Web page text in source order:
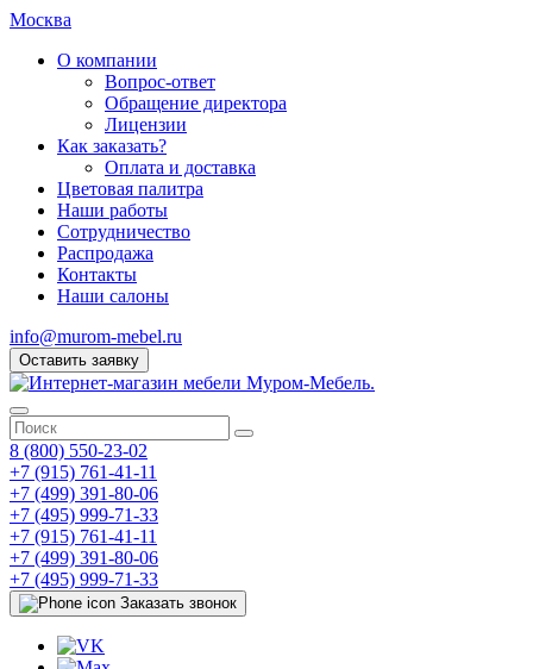
Москва
О компании
Вопрос-ответ
Обращение директора
Лицензии
Как заказать?
Оплата и доставка
Цветовая палитра
Наши работы
Сотрудничество
Распродажа
Контакты
Наши салоны
info@murom-mebel.ru
Оставить заявку
8 (800) 550-23-02
+7 (915) 761-41-11
+7 (499) 391-80-06
+7 (495) 999-71-33
+7 (915) 761-41-11
+7 (499) 391-80-06
+7 (495) 999-71-33
Заказать звонок